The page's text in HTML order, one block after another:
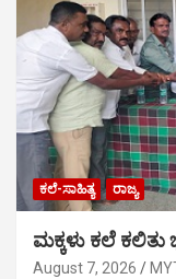
ಕಲೆ-ಸಾಹಿತ್ಯ ರಾಜ್ಯ
ಮಕ್ಕಳು ಕಲೆ
August 7, 2026